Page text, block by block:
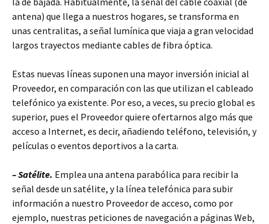
antena) que llega a nuestros hogares, se transforma en
unas centralitas, a señal lumínica que viaja a gran velocidad
largos trayectos mediante cables de fibra óptica.
Estas nuevas líneas suponen una mayor inversión inicial al
Proveedor, en comparación con las que utilizan el cableado
telefónico ya existente. Por eso, a veces, su precio global es
superior, pues el Proveedor quiere ofertarnos algo más que
acceso a Internet, es decir, añadiendo teléfono, televisión, y
películas o eventos deportivos a la carta.
– Satélite. Emplea una antena parabólica para recibir la
señal desde un satélite, y la línea telefónica para subir
información a nuestro Proveedor de acceso, como por
ejemplo, nuestras peticiones de navegación a páginas Web,